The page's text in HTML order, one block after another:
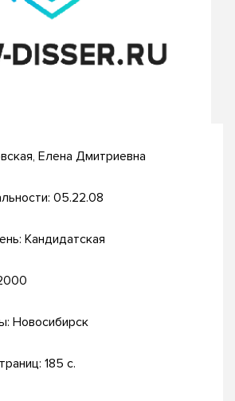
Елена Дмитриевна
05.22.08
Кандидатская
Новосибирск
185 с.